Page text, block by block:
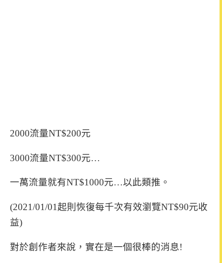
2000流量NT$200元
3000流量NT$300元…
一萬流量就有NT$1000元…以此類推。
(2021/01/01起則恢復每千次有效瀏覽NT$90元收
益)
對於創作者來說，實在是一個很棒的消息!